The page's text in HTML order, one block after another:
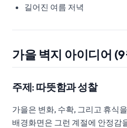
길어진 여름 저녁
가을 벽지 아이디어 (9
주제: 따뜻함과 성찰
가을은 변화, 수확, 그리고 휴식
배경화면은 그런 계절에 안정감